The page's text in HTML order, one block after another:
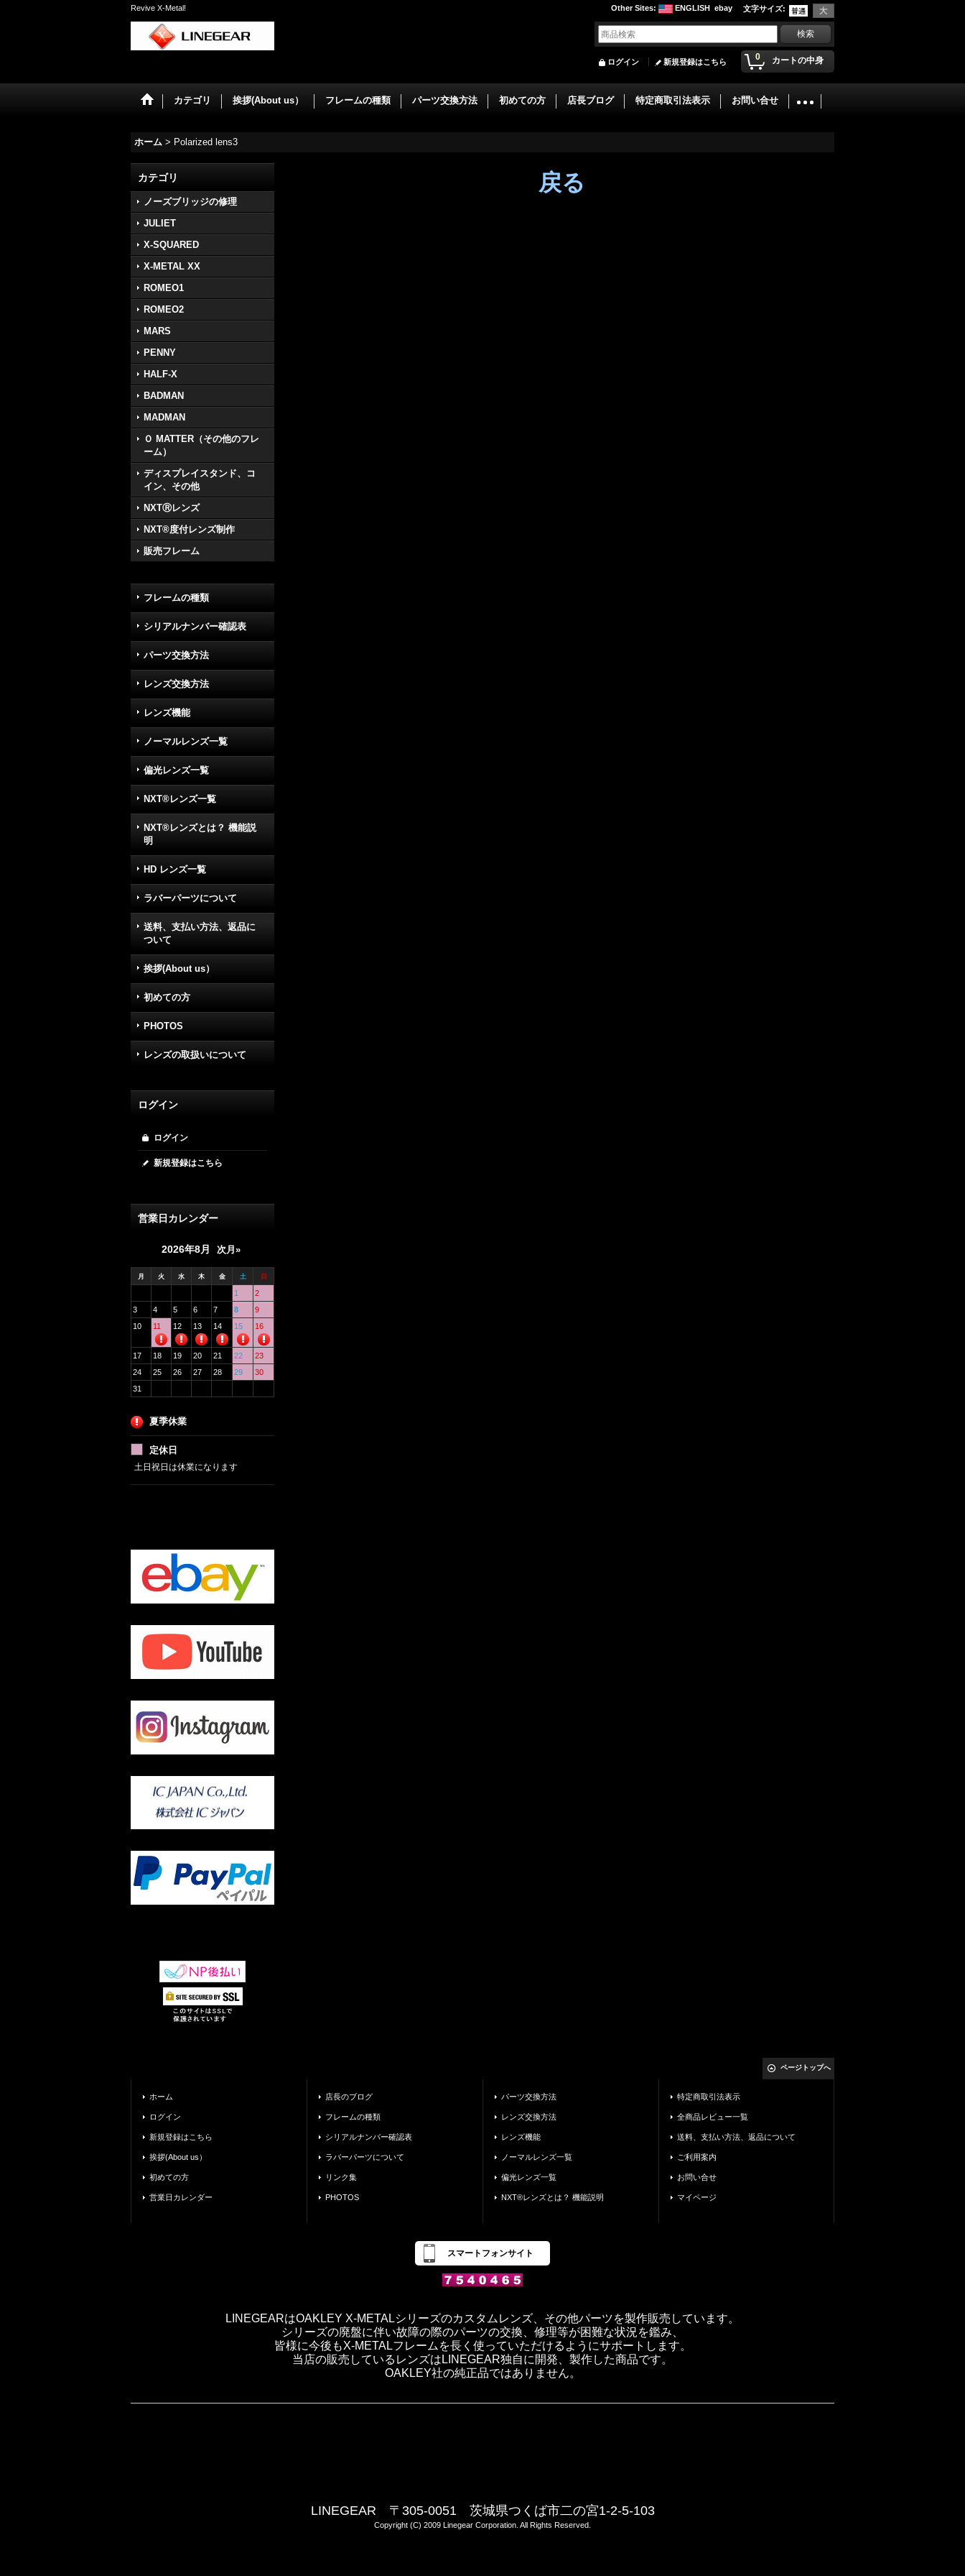
Revive X-Metal! 文字サイズ:
Other Sites: ENGLISH ebay
0 カートの中身
ログイン 新規登録はこちら
カテゴリ 挨拶(About us） フレームの種類 パーツ交換方法 初めての方 店長ブログ 特定商取引法表示 お問い合せ
ホーム > Polarized lens3
カテゴリ
ノーズブリッジの修理
JULIET
X-SQUARED
X-METAL XX
ROMEO1
ROMEO2
MARS
PENNY
HALF-X
BADMAN
MADMAN
Ｏ MATTER（その他のフレ
ーム）
ディスプレイスタンド、コ
イン、その他
NXTⓇレンズ
NXT®度付レンズ制作
販売フレーム
フレームの種類
シリアルナンバー確認表
パーツ交換方法
レンズ交換方法
レンズ機能
ノーマルレンズ一覧
偏光レンズ一覧
NXT®レンズ一覧
NXT®レンズとは？ 機能説
明
HD レンズ一覧
ラバーパーツについて
送料、支払い方法、返品に
ついて
挨拶(About us）
初めての方
PHOTOS
レンズの取扱いについて
ログイン
ログイン
新規登録はこちら
営業日カレンダー
2026年8月 次月»
月 火 水 木 金 土 日
1
2
3
4 5 6 7 8
9
10
11 12 13 14 15 16
17 18 19 20 21 22
23
24
25 26 27 28 29
30
31
夏季休業
定休日
土日祝日は休業になります
戻る
ページトップへ
ホーム
ログイン
新規登録はこちら
挨拶(About us）
初めての方
営業日カレンダー
店長のブログ
フレームの種類
シリアルナンバー確認表
ラバーパーツについて
リンク集
PHOTOS
パーツ交換方法
レンズ交換方法
レンズ機能
ノーマルレンズ一覧
偏光レンズ一覧
NXT®レンズとは？ 機能説明
特定商取引法表示
全商品レビュー一覧
送料、支払い方法、返品について
ご利用案内
お問い合せ
マイページ
スマートフォンサイト
LINEGEARはOAKLEY X-METALシリーズのカスタムレンズ、その他パーツを製作販売しています。
シリーズの廃盤に伴い故障の際のパーツの交換、修理等が困難な状況を鑑み、
皆様に今後もX-METALフレームを長く使っていただけるようにサポートします。
当店の販売しているレンズはLINEGEAR独自に開発、製作した商品です。
OAKLEY社の純正品ではありません。
LINEGEAR 〒305-0051 茨城県つくば市二の宮1-2-5-103
Copyright (C) 2009 Linegear Corporation. All Rights Reserved.